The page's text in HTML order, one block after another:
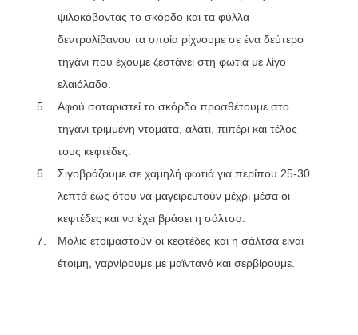
ψιλοκόβοντας το σκόρδο και τα φύλλα
δεντρολίβανου τα οποία ρίχνουμε σε ένα δεύτερο
τηγάνι που έχουμε ζεστάνει στη φωτιά με λίγο
ελαιόλαδο.
Αφού σοταριστεί το σκόρδο προσθέτουμε στο
τηγάνι τριμμένη ντομάτα, αλάτι, πιπέρι και τέλος
τους κεφτέδες.
Σιγοβράζουμε σε χαμηλή φωτιά για περίπου 25-30
λεπτά έως ότου να μαγειρευτούν μέχρι μέσα οι
κεφτέδες και να έχει βράσει η σάλτσα.
Μόλις ετοιμαστούν οι κεφτέδες και η σάλτσα είναι
έτοιμη, γαρνίρουμε με μαϊντανό και σερβίρουμε.